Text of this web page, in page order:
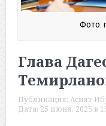
Фото:
Глава
Публикация: Асият
Дата: 25 июня, 2025 в